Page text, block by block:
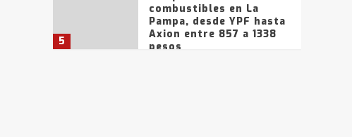
5
combustibles en La
Pampa, desde YPF hasta
Axion entre 857 a 1338
pesos